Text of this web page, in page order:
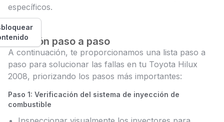
específicos.
Solución paso a paso
A continuación, te proporcionamos una lista paso a
paso para solucionar las fallas en tu Toyota Hilux
2008, priorizando los pasos más importantes:
Paso 1: Verificación del sistema de inyección de
combustible